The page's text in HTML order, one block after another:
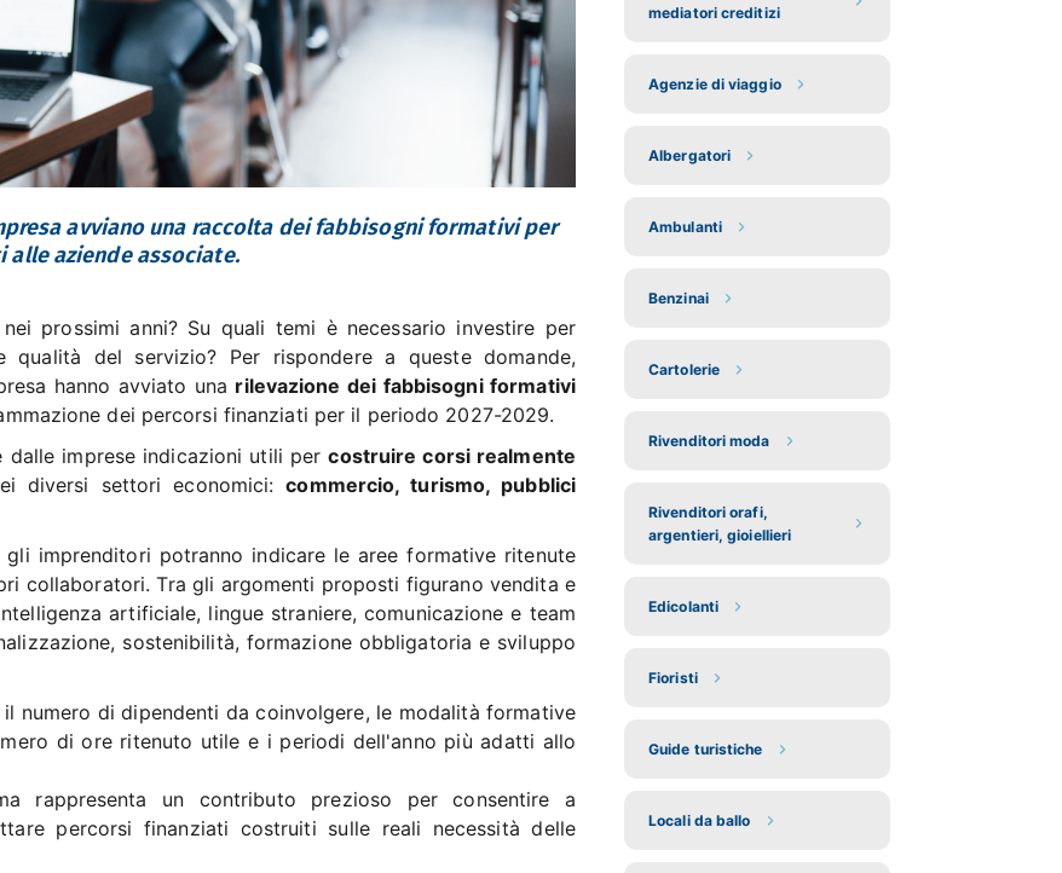
avviano una raccolta dei fabbisogni formativi per
aziende associate.
prossimi anni? Su quali temi è necessario investire per
qualità del servizio? Per rispondere a queste domande,
hanno avviato una rilevazione dei fabbisogni formativi
dei percorsi finanziati per il periodo 2027-2029.
dalle imprese indicazioni utili percostruire corsi realmente
diversi settori economici:commercio, turismo, pubblici
imprenditori potranno indicare le aree formative ritenute
collaboratori. Tra gli argomenti proposti figurano vendita e
artificiale, lingue straniere, comunicazione e team
sostenibilità, formazione obbligatoria e sviluppo
numero di dipendenti da coinvolgere, le modalità formative
di ore ritenuto utile e i periodi dell'anno più adatti allo
rappresenta un contributo prezioso per consentire a
percorsi finanziati costruiti sulle reali necessità delle
mediatori creditizi
Agenzie di viaggio
Albergatori
Ambulanti
Benzinai
Cartolerie
Rivenditori moda
Rivenditori orafi,
argentieri, gioiellieri
Edicolanti
Fioristi
Guide turistiche
Locali da ballo